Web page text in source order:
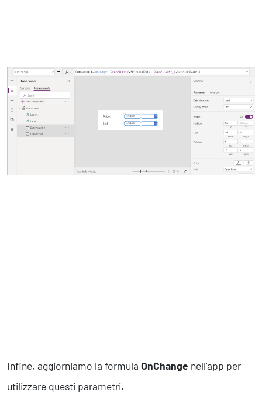
Infine, aggiorniamo la formula OnChange nell’app per
utilizzare questi parametri.